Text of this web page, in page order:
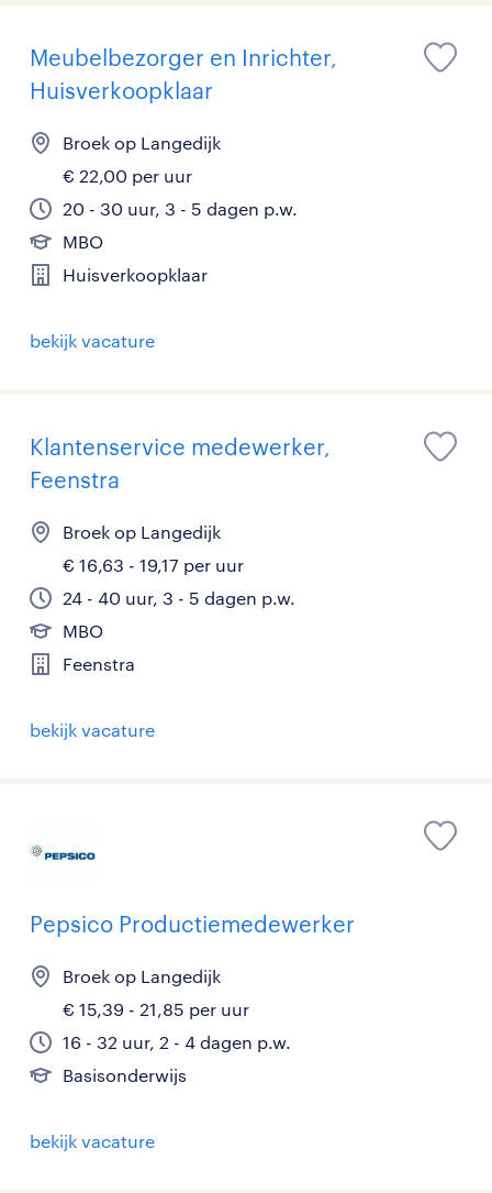
Meubelbezorger en Inrichter,
Huisverkoopklaar
Broek op Langedijk
€ 22,00 per uur
20 - 30 uur, 3 - 5 dagen p.w.
MBO
Huisverkoopklaar
bekijk vacature
Klantenservice medewerker,
Feenstra
Broek op Langedijk
€ 16,63 - 19,17 per uur
24 - 40 uur, 3 - 5 dagen p.w.
MBO
Feenstra
bekijk vacature
Pepsico Productiemedewerker
Broek op Langedijk
€ 15,39 - 21,85 per uur
16 - 32 uur, 2 - 4 dagen p.w.
Basisonderwijs
bekijk vacature